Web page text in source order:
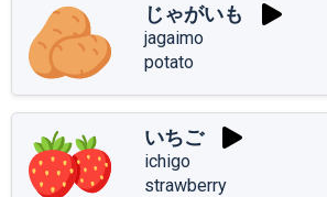
じゃがいも
jagaimo
potato
いちご
ichigo
strawberry